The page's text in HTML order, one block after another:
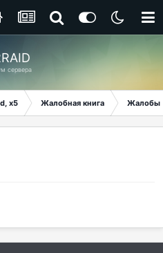
сервера
x5 Жалобная книга Жалобы